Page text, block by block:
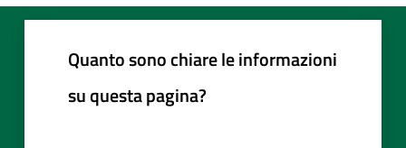
Quanto sono chiare le informazioni
su questa pagina?